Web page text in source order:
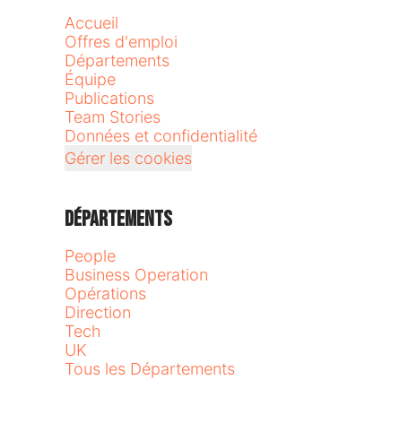
Accueil
Offres d'emploi
Départements
Équipe
Publications
Team Stories
Données et confidentialité
Gérer les cookies
Départements
People
Business Operation
Opérations
Direction
Tech
UK
Tous les Départements